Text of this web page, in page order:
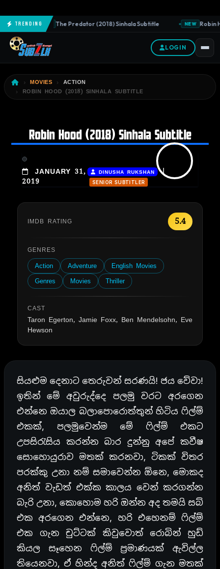
TrendingNEW The Predator (2018) Sinhala Subtitle NEW Robin
LOGIN
MOVIES
ACTION
ROBIN HOOD (2018) SINHALA SUBTITLE
Robin Hood (2018) Sinhala Subtitle
JANUARY 31,
2019
DINUSHA RUKSHAN |
SENIOR SUBTITLER
IMDB RATING 5.4
GENRES
Action Adventure
English Movies
Genres
Movies Thriller
CAST
Taron Egerton, Jamie Foxx, Ben Mendelsohn, Eve
Hewson
සියළුම දෙනාට තෙරුවන් සරණයි! ජය වේවා!
ඉතින් මේ අවුරුද්දෙ පලමු වරට අරගෙන
එන්නෙ ඔයාල බලාපොරොත්තුන් හිටිය ෆිල්ම්
එකක්, පලමුවෙන්ම මේ ෆිල්ම් එකට
උපසිරැසිය කරන්න බාර දුන්නු අපේ කවීෂ
සොහොයුරාව මතක් කරනවා, ටිකක් විතර
පරක්කු උනා නම් සමාවෙන්න ඕනෙ, මොකද
අනිත් වැඩත් එක්ක කාලය වෙන් කරගන්න
බැරි උනා, කොහොම හරි ඔන්න අද තමයි සබ්
එක අරගෙන එන්නෙ, හරි එහෙනම් ෆිල්ම්
එක ගැන චුට්ටක් කිවුවොත් රොබින් හුඩ්
කියල සෑහෙන ෆිල්ම් ප්‍රමාණයක් ඇවිල්ල
තියෙනවා, ඒ හින්ද අනිත් ෆිල්ම් ගැන මතක්